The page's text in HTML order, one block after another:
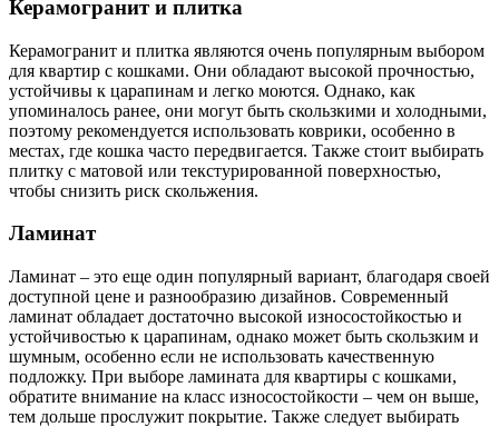
Керамогранит и плитка
Керамогранит и плитка являются очень популярным выбором
для квартир с кошками. Они обладают высокой прочностью,
устойчивы к царапинам и легко моются. Однако, как
упоминалось ранее, они могут быть скользкими и холодными,
поэтому рекомендуется использовать коврики, особенно в
местах, где кошка часто передвигается. Также стоит выбирать
плитку с матовой или текстурированной поверхностью,
чтобы снизить риск скольжения.
Ламинат
Ламинат – это еще один популярный вариант, благодаря своей
доступной цене и разнообразию дизайнов. Современный
ламинат обладает достаточно высокой износостойкостью и
устойчивостью к царапинам, однако может быть скользким и
шумным, особенно если не использовать качественную
подложку. При выборе ламината для квартиры с кошками,
обратите внимание на класс износостойкости – чем он выше,
тем дольше прослужит покрытие. Также следует выбирать